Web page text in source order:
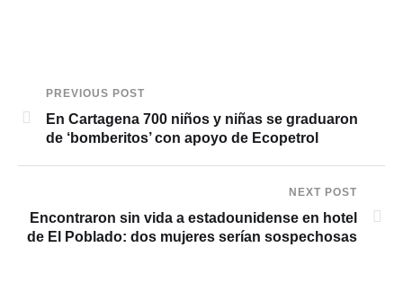
PREVIOUS POST
En Cartagena 700 niños y niñas se graduaron
de ‘bomberitos’ con apoyo de Ecopetrol
NEXT POST
Encontraron sin vida a estadounidense en hotel
de El Poblado: dos mujeres serían sospechosas